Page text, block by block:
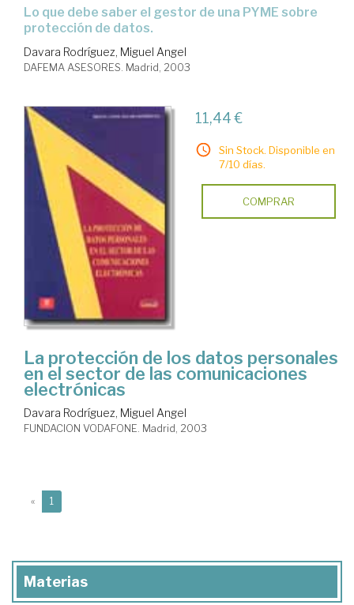
Lo que debe saber el gestor de una PYME sobre
protección de datos.
Davara Rodríguez, Miguel Angel
DAFEMA ASESORES. Madrid, 2003
11,44 €
Sin Stock. Disponible en
7/10 días.
COMPRAR
La protección de los datos personales
en el sector de las comunicaciones
electrónicas
Davara Rodríguez, Miguel Angel
FUNDACION VODAFONE. Madrid, 2003
« 1
Materias